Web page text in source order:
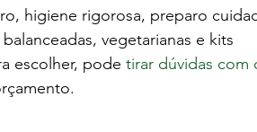
higiene rigorosa, preparo
vegetarianas e kits
escolher, pode tirar dúvidas com